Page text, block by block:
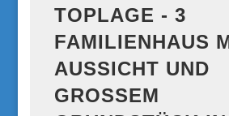
TOPLAGE - 3
FAMILIENHAUS
AUSSICHT UND
GROSSEM G